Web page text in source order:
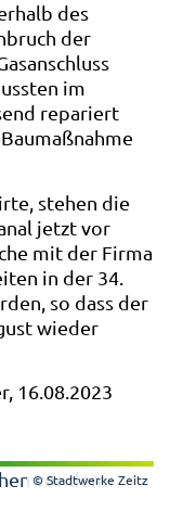
des
der
im
repariert
stehen die
jetzt vor
mit der Firma
in der 34.
so dass der
wieder
16.08.2023
© Stadtwerke Zeitz